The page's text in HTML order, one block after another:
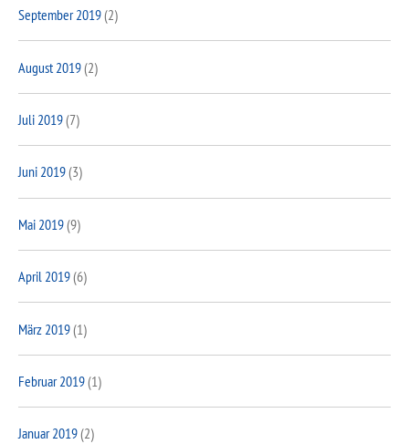
September 2019(2)
August 2019(2)
Juli 2019(7)
Juni 2019(3)
Mai 2019(9)
April 2019(6)
März 2019(1)
Februar 2019(1)
Januar 2019(2)